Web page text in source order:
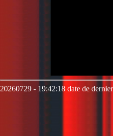
20260729 - 19:42:18 date de